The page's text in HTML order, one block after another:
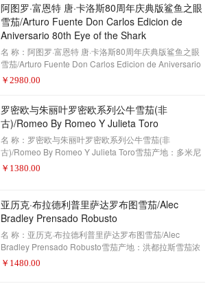
之前，考虑一下帕德龙的历史是很重要的。帕德龙曾三
次被评为年度最佳雪茄（目前的纪录保持者）。1926年
系列这支雪茄曾两度占据第二名。自2004年以来，雪茄
爱好者一直评选“年度雪茄”。因
阿图罗·富恩特 唐·卡洛斯80周年庆典版鲨鱼之眼
雪茄/Arturo Fuente Don Carlos Edicion de
Aniversario 80th Eye of the Shark
名 称：阿图罗·富恩特 唐·卡洛斯80周年庆典版鲨鱼之眼
雪茄/Arturo Fuente Don Carlos Edicion de Aniversario
80th Eye of the Shark雪茄产地：多米尼加共和国雪茄浓
茄排名第1名(评分97分)有时候，雪茄的出现是独一无二
的 - 有趣的融合，创新的造型，有趣的故事 - 同时，仍然
可以保持经典的卓越标准。雪茄爱好
￥ 2980.00
罗密欧与朱丽叶罗密欧系列公牛雪茄(非
古)/Romeo By Romeo Y Julieta Toro
名 称：罗密欧与朱丽叶罗密欧系列公牛雪茄(非
古)/Romeo By Romeo Y Julieta Toro雪茄产地：多米尼
加共和国雪茄浓度：浓郁雪茄形状：公牛雪茄尺寸：6 X
国阿塔迪斯公司(Altadis U.S.A. Inc .)旗下最畅销的雪茄
品牌，所以当公司选择制作新版本的雪茄时，这是一个
大胆的举动。现代的，充满活力的包装只是罗密欧与朱
丽叶(Romeo y Jul
￥ 1380.00
亚历克·布拉德利普里萨达罗布图雪茄/Alec
Bradley Prensado Robusto
名 称：亚历克·布拉德利普里萨达罗布图雪茄/Alec
Bradley Prensado Robusto雪茄产地：洪都拉斯雪茄浓
度：中等-浓郁雪茄形状：罗布图雪茄尺寸：5.0 X 50包
￥ 1480.00